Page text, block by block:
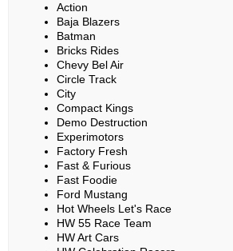
Action
Baja Blazers
Batman
Bricks Rides
Chevy Bel Air
Circle Track
City
Compact Kings
Demo Destruction
Experimotors
Factory Fresh
Fast & Furious
Fast Foodie
Ford Mustang
Hot Wheels Let's Race
HW 55 Race Team
HW Art Cars